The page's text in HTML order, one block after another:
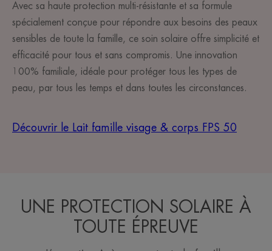
Avec sa haute protection multi-résistante et sa formule
spécialement conçue pour répondre aux besoins des peaux
sensibles de toute la famille, ce soin solaire offre simplicité et
efficacité pour tous et sans compromis. Une innovation
100% familiale, idéale pour protéger tous les types de
peau, par tous les temps et dans toutes les circonstances.
Découvrir le Lait famille visage & corps FPS 50
UNE PROTECTION SOLAIRE À
TOUTE ÉPREUVE